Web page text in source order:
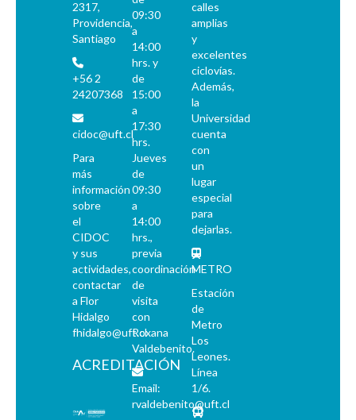
2317,
Providencia,
Santiago
+56 2
24207368
cidoc@uft.cl
Para
más
información
sobre
el
CIDOC
y sus
actividades,
contactar
a Flor
Hidalgo
fhidalgo@uft.cl
ACREDITACIÓN
09:30
a
14:00
hrs. y
de
15:00
a
17:30
hrs.
Jueves
de
09:30
a
14:00
hrs.,
previa
coordinación
de
visita
con
Roxana
Valdebenito.
Email:
rvaldebenito@uft.cl
calles
amplias
y
excelentes
ciclovías.
Además,
la
Universidad
cuenta
con
un
lugar
especial
para
dejarlas.
METRO
Estación
de
Metro
Los
Leones.
Línea
1/6.